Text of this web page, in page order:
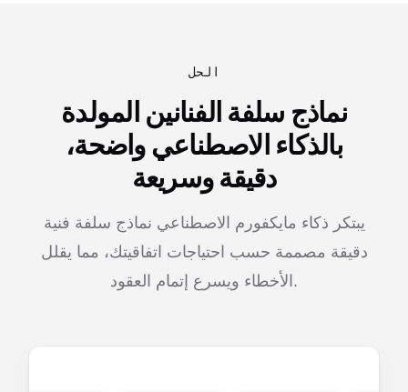
الحل
نماذج سلفة الفنانين المولدة
بالذكاء الاصطناعي واضحة،
دقيقة وسريعة
يبتكر ذكاء مايكفورم الاصطناعي نماذج سلفة فنية
دقيقة مصممة حسب احتياجات اتفاقيتك، مما يقلل
الأخطاء ويسرع إتمام العقود.